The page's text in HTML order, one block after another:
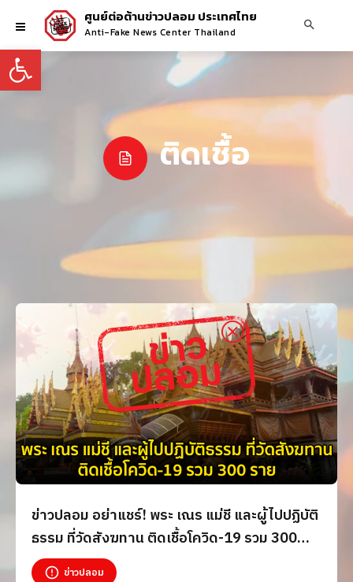
Open toolbar
ศูนย์ต่อต้านข่าวปลอม ประเทศไทย
Anti-Fake News Center Thailand
ติดเชื้อ
ข่าวปลอม อย่าแชร์! พระ เณร แม่ชี และผู้ไปปฏิบัติ
ธรรม ที่วัดสังฆทาน ติดเชื้อโควิด-19 รวม 300
ราย ข่าวปลอม